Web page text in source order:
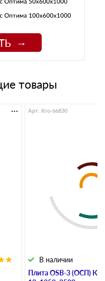
товары
Плита OSB-3 (ОСП)
В наличии
Арт. Kro-66830